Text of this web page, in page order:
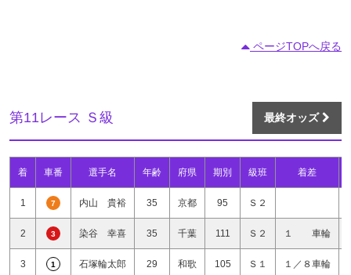
ページTOPへ戻る
第11レース Ｓ級 最終オッズ
着 車番 選手名 年齢 府県 期別 級班 着差
1 7 内山 貴裕 35 京都 95 Ｓ２
2 3 染谷 幸喜 35 千葉 111 Ｓ２ １ 車輪
3 1 石塚輪太郎 29 和歌 105 Ｓ１ １／８車輪